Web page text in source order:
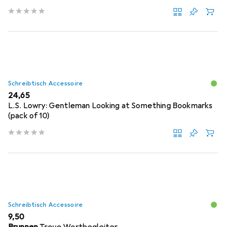
Schreibtisch Accessoire
EUR
24,65
L.S. Lowry: Gentleman Looking at Something Bookmarks
(pack of 10)
Schreibtisch Accessoire
EUR
9,50